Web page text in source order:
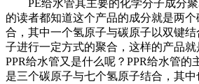
PE给水管其主要的化学分子成分
的读者都知道这个产品的成分就是两
合，其中一个氢原子与碳原子以双键
子进行一定方式的聚合，这样的产品
PPR给水管又是什么呢？ PPR给水管的
是三个碳原子与七个氢原子结合，其